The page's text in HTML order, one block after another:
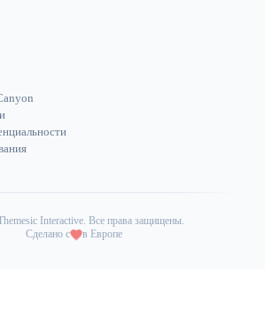
Interactive. Все права защищены.
Сделано с
в Европе